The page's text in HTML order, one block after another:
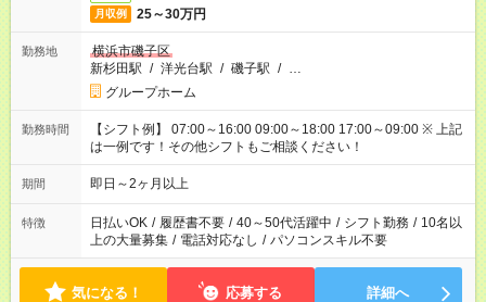
月収例 25～30万円
勤務地
横浜市磯子区
新杉田駅 / 洋光台駅 / 磯子駅 / …
グループホーム
勤務時間
【シフト例】 07:00～16:00 09:00～18:00 17:00～09:00 ※ 上記
は一例です！その他シフトもご相談ください！
期間 即日～2ヶ月以上
特徴 日払いOK / 履歴書不要 / 40～50代活躍中 / シフト勤務 / 10名以
上の大量募集 / 電話対応なし / パソコンスキル不要
気になる！ 応募する 詳細へ